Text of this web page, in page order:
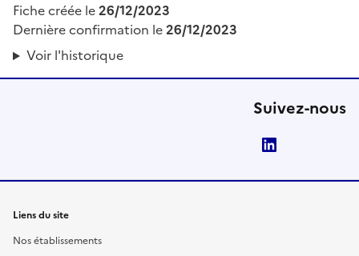
Fiche créée le26/12/2023
Dernière confirmation le26/12/2023
Voir l'historique
Suivez-nous
Liens du site
Nos établissements